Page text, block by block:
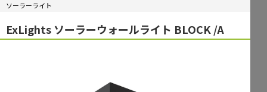
海外ブランド・シリーズ
ソーラーライト
ExLights ソーラーウォールライト BLOCK /A